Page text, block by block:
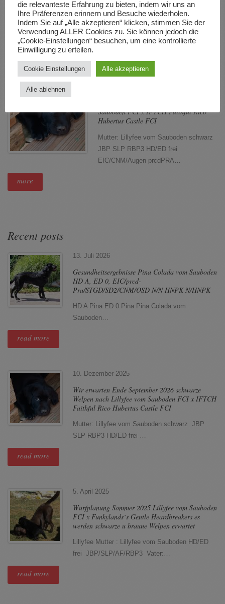
Sauboden FCI Wurfdatum…
more
10. Dezember 2025 10:44
Kommentare
Sauboden FCI x IFTCH Faithful Rico
Hubertus Castle FCI
Mutter: Lillyfee vom Sauboden schwarz
JBP SLP RBP3 HD/ED frei
EIC/CNM/Augen prcdPRA…
more
Recent posts
13. Juli 2026
Gesundheitsergebnisse Pina Colada vom Sauboden
HD A, ED 0, EIC/prcd-
Pra/STGD/SD2/CNM/OSD N/N HNPK N/HNPK
HD A Pina ED 0 Pina Pina Colada vom
Sauboden…
read more
10. Dezember 2025
Wir erwarten Ende September 2026 schwarze
Welpen nach Lillyfee vom Sauboden FCI x IFTCH
Faithful Rico Hubertus Castle FCI
Mutter: Lillyfee vom Sauboden schwarz JBP
SLP RBP3 HD/ED frei …
read more
5. April 2025
Wurfplanung Sommer 2025 Lillyfee vom Sauboden
FCI x Funkylands`s Gentle Heardbreakers es
werden schwarze u braune Welpen erwartet
Lillyfee Mutter : Lillyfee vom Sauboden HD/ED
frei JBP/SLP/AF/RBP3 Vater:…
read more
die relevanteste Erfahrung zu bieten, indem wir uns an
Ihre Präferenzen erinnern und Besuche wiederholen.
Indem Sie auf „Alle akzeptieren“ klicken, stimmen Sie der
Verwendung ALLER Cookies zu. Sie können jedoch die
„Cookie-Einstellungen“ besuchen, um eine kontrollierte
Einwilligung zu erteilen.
Cookie Einstellungen Alle akzeptieren
Alle ablehnen